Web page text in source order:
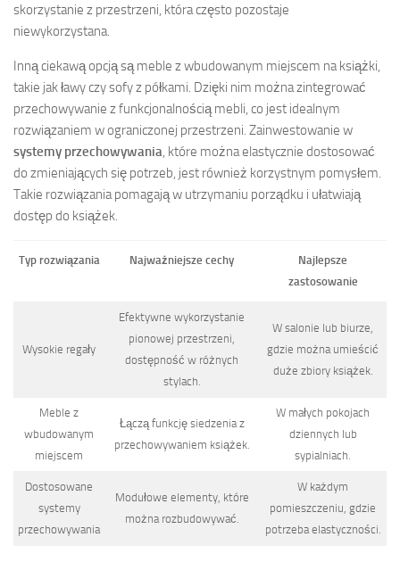
skorzystanie z przestrzeni, która często pozostaje
niewykorzystana.
Inną ciekawą opcją są meble z wbudowanym miejscem na książki,
takie jak ławy czy sofy z półkami. Dzięki nim można zintegrować
przechowywanie z funkcjonalnością mebli, co jest idealnym
rozwiązaniem w ograniczonej przestrzeni. Zainwestowanie w
systemy przechowywania, które można elastycznie dostosować
do zmieniających się potrzeb, jest również korzystnym pomysłem.
Takie rozwiązania pomagają w utrzymaniu porządku i ułatwiają
dostęp do książek.
Typ rozwiązania Najważniejsze cechy
Najlepsze
zastosowanie
Wysokie regały
Efektywne wykorzystanie
pionowej przestrzeni,
dostępność w różnych
stylach.
W salonie lub biurze,
gdzie można umieścić
duże zbiory książek.
Meble z
wbudowanym
miejscem
Łączą funkcję siedzenia z
przechowywaniem książek.
W małych pokojach
dziennych lub
sypialniach.
Dostosowane
systemy
przechowywania
Modułowe elementy, które
można rozbudowywać.
W każdym
pomieszczeniu, gdzie
potrzeba elastyczności.